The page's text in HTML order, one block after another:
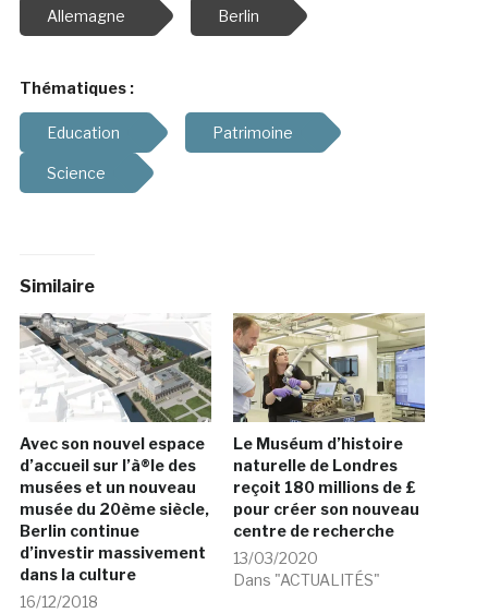
Allemagne Berlin
Thématiques :
Education Patrimoine
Science
Similaire
Avec son nouvel espace
d’accueil sur l’à®le des
musées et un nouveau
musée du 20ème siècle,
Berlin continue
d’investir massivement
dans la culture
16/12/2018
Le Muséum d’histoire
naturelle de Londres
reçoit 180 millions de £
pour créer son nouveau
centre de recherche
13/03/2020
Dans "ACTUALITÉS"